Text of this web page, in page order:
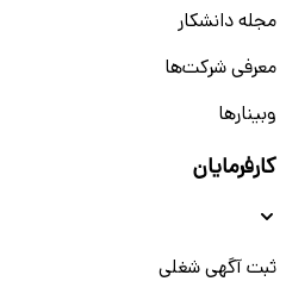
مجله دانشکار
معرفی شرکت‌ها
وبینار‌‌ها
کارفرمایان
ثبت آگهی شغلی